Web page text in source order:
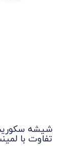
شیشه
تفاوت با